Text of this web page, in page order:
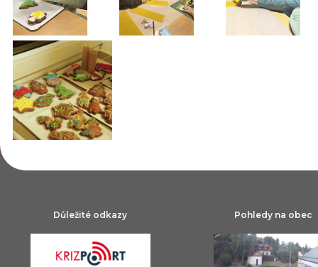
Důležité odkazy Pohledy na obec